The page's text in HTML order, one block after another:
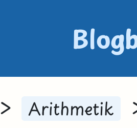
> Arithmetik